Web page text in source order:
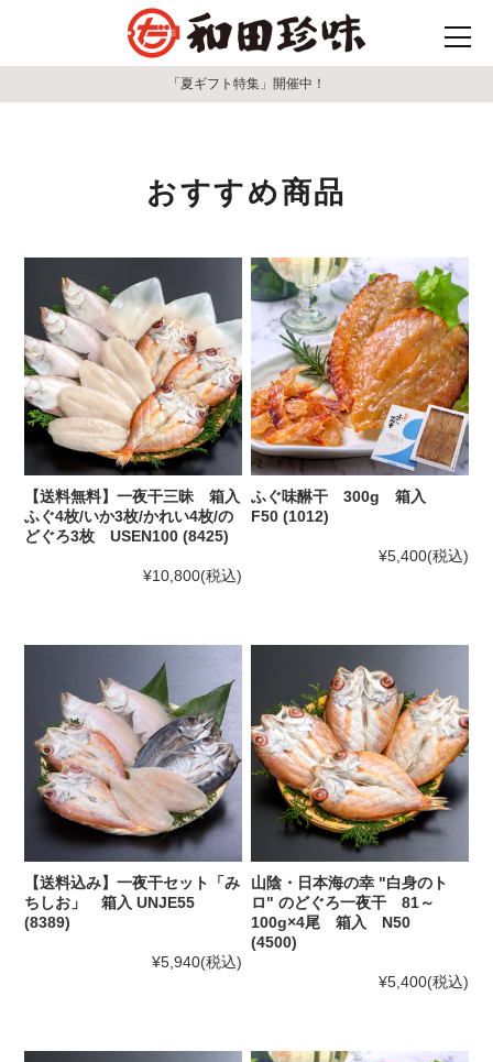
「夏ギフト特集」開催中！
おすすめ商品
【送料無料】一夜干三昧 箱入
ふぐ4枚/いか3枚/かれい4枚/の
どぐろ3枚 USEN100 (8425)
¥10,800(税込)
ふぐ味醂干 300g 箱入
F50 (1012)
¥5,400(税込)
【送料込み】一夜干セット「み
ちしお」 箱入 UNJE55
(8389)
¥5,940(税込)
山陰・日本海の幸 "白身のト
ロ" のどぐろ一夜干 81～
100g×4尾 箱入 N50
(4500)
¥5,400(税込)